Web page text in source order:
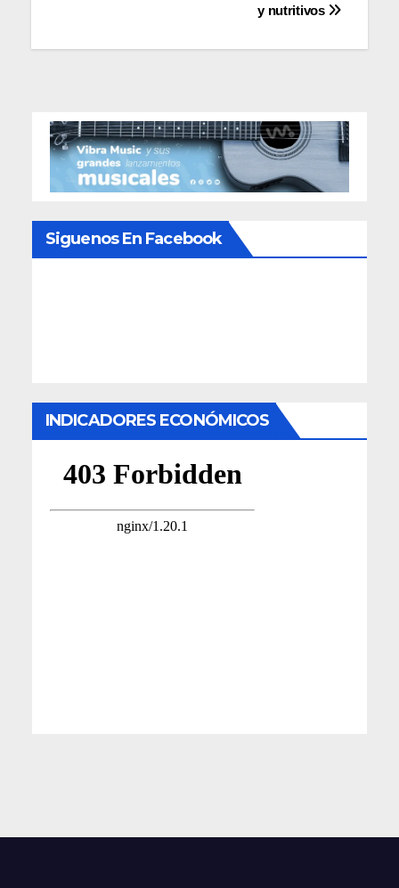
y nutritivos
Siguenos En Facebook
INDICADORES ECONÓMICOS